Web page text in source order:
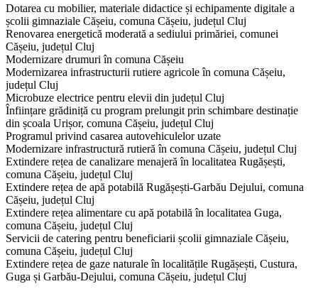
Dotarea cu mobilier, materiale didactice și echipamente digitale a
școlii gimnaziale Cășeiu, comuna Cășeiu, județul Cluj
Renovarea energetică moderată a sediului primăriei, comunei
Cășeiu, județul Cluj
Modernizare drumuri în comuna Cășeiu
Modernizarea infrastructurii rutiere agricole în comuna Cășeiu,
județul Cluj
Microbuze electrice pentru elevii din județul Cluj
Înființare grădiniță cu program prelungit prin schimbare destinație
din școala Urișor, comuna Cășeiu, județul Cluj
Programul privind casarea autovehiculelor uzate
Modernizare infrastructură rutieră în comuna Cășeiu, județul Cluj
Extindere rețea de canalizare menajeră în localitatea Rugășești,
comuna Cășeiu, județul Cluj
Extindere rețea de apă potabilă Rugășești-Garbău Dejului, comuna
Cășeiu, județul Cluj
Extindere rețea alimentare cu apă potabilă în localitatea Guga,
comuna Cășeiu, județul Cluj
Servicii de catering pentru beneficiarii școlii gimnaziale Cășeiu,
comuna Cășeiu, județul Cluj
​Extindere rețea de gaze naturale în localitățile Rugășești, Custura,
Guga și Garbău-Dejului, comuna Cășeiu, județul Cluj